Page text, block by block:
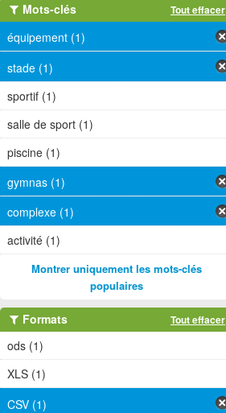
Mots-clés Tout effacer
équipement (1)
stade (1)
sportif (1)
salle de sport (1)
piscine (1)
gymnas (1)
complexe (1)
activité (1)
Montrer uniquement les mots-clés
populaires
Formats Tout effacer
ods (1)
XLS (1)
CSV (1)